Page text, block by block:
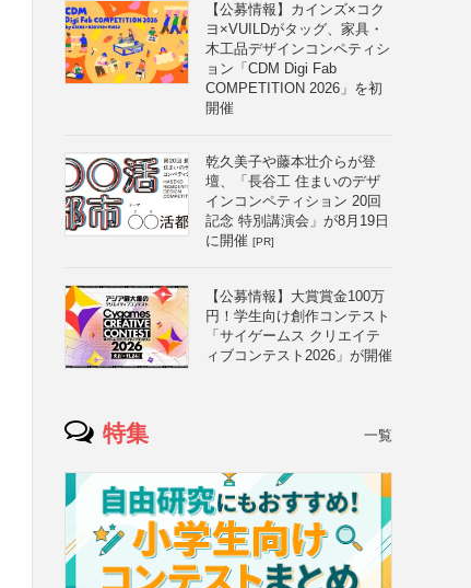
【公募情報】カインズ×コク
ヨ×VUILDがタッグ、家具・
木工品デザインコンペティシ
ョン「CDM Digi Fab
COMPETITION 2026」を初
開催
乾久美子や藤本壮介らが登
壇、「長谷工 住まいのデザ
インコンペティション 20回
記念 特別講演会」が8月19日
に開催 [PR]
【公募情報】大賞賞金100万
円！学生向け創作コンテスト
「サイゲームス クリエイテ
ィブコンテスト2026」が開催
特集 一覧